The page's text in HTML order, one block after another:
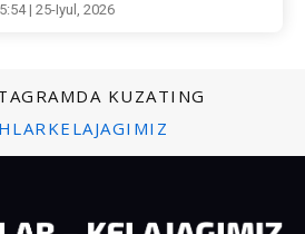
| 25-Iyul, 2026
KUZATING